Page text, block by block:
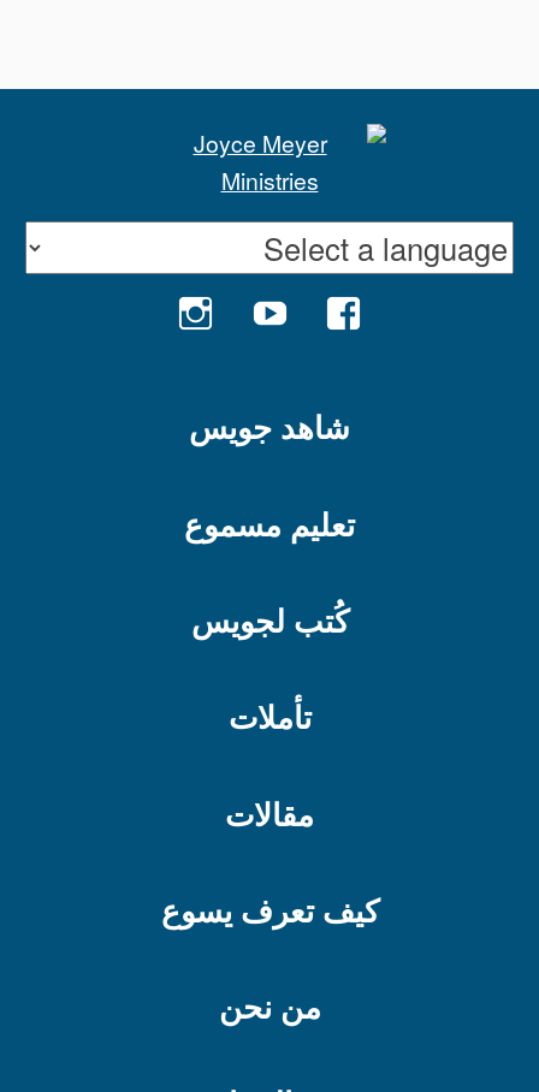
FACEBOOK
YOUTUBE
شاهد جويس
تعليم مسموع
كُتب لجويس
تأملات
مقالات
كيف تعرف يسوع
من نحن